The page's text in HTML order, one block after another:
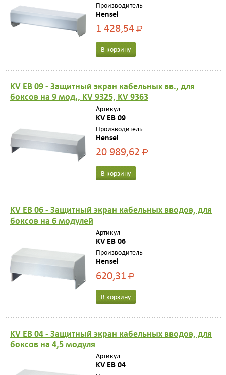
Производитель
Hensel
1 428,54Р
В корзину
KV EB 09 - Защитный экран кабельных вв., для
боксов на 9 мод., KV 9325, KV 9363
Артикул
KV EB 09
Производитель
Hensel
20 989,62Р
В корзину
KV EB 06 - Защитный экран кабельных вводов, для
боксов на 6 модулей
Артикул
KV EB 06
Производитель
Hensel
620,31Р
В корзину
KV EB 04 - Защитный экран кабельных вводов, для
боксов на 4,5 модуля
Артикул
KV EB 04